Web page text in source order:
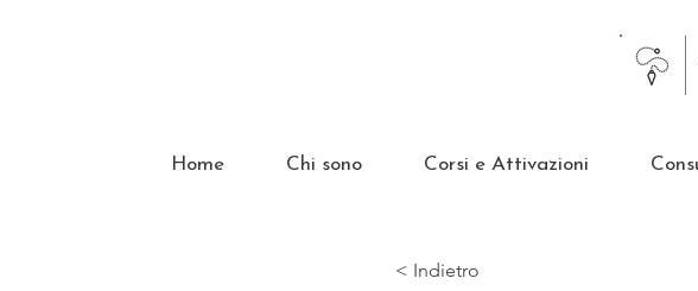
Home Chi sono Corsi e Attivazioni
< Indietro